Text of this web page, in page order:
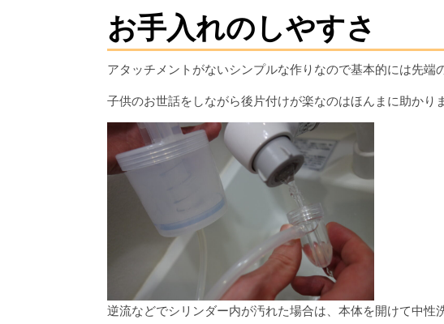
お手入れのしやすさ
アタッチメントがないシンプルな作りなので基本的には先端
子供のお世話をしながら後片付けが楽なのはほんまに助かりま
逆流などでシリンダー内が汚れた場合は、本体を開けて中性